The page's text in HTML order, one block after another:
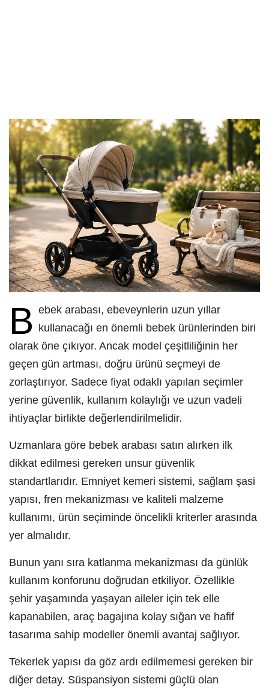
B ebek arabası, ebeveynlerin uzun yıllar
kullanacağı en önemli bebek ürünlerinden biri
olarak öne çıkıyor. Ancak model çeşitliliğinin her
geçen gün artması, doğru ürünü seçmeyi de
zorlaştırıyor. Sadece fiyat odaklı yapılan seçimler
yerine güvenlik, kullanım kolaylığı ve uzun vadeli
ihtiyaçlar birlikte değerlendirilmelidir.
Uzmanlara göre bebek arabası satın alırken ilk
dikkat edilmesi gereken unsur güvenlik
standartlarıdır. Emniyet kemeri sistemi, sağlam şasi
yapısı, fren mekanizması ve kaliteli malzeme
kullanımı, ürün seçiminde öncelikli kriterler arasında
yer almalıdır.
Bunun yanı sıra katlanma mekanizması da günlük
kullanım konforunu doğrudan etkiliyor. Özellikle
şehir yaşamında yaşayan aileler için tek elle
kapanabilen, araç bagajına kolay sığan ve hafif
tasarıma sahip modeller önemli avantaj sağlıyor.
Tekerlek yapısı da göz ardı edilmemesi gereken bir
diğer detay. Süspansiyon sistemi güçlü olan